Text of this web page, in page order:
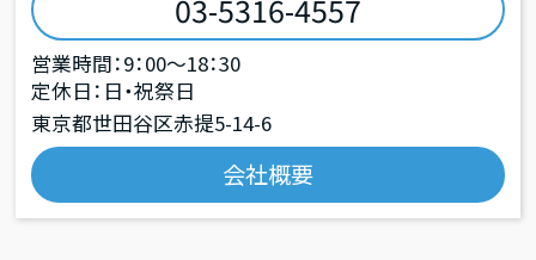
03-5316-4557
営業時間：9：00～18：30
定休日：日・祝祭日
東京都世田谷区赤提5-14-6
会社概要